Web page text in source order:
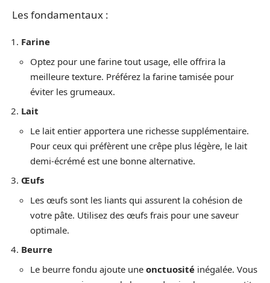
Les fondamentaux :
Farine
Optez pour une farine tout usage, elle offrira la
meilleure texture. Préférez la farine tamisée pour
éviter les grumeaux.
Lait
Le lait entier apportera une richesse supplémentaire.
Pour ceux qui préfèrent une crêpe plus légère, le lait
demi-écrémé est une bonne alternative.
Œufs
Les œufs sont les liants qui assurent la cohésion de
votre pâte. Utilisez des œufs frais pour une saveur
optimale.
Beurre
Le beurre fondu ajoute une onctuosité inégalée. Vous